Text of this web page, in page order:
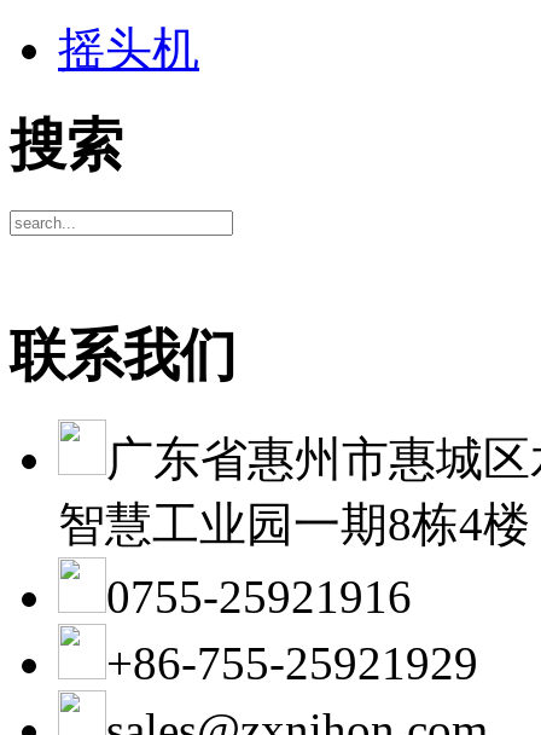
摇头机
搜索
联系我们
广东省惠州市惠城
智慧工业园一期8栋4楼
0755-25921916
+86-755-25921929